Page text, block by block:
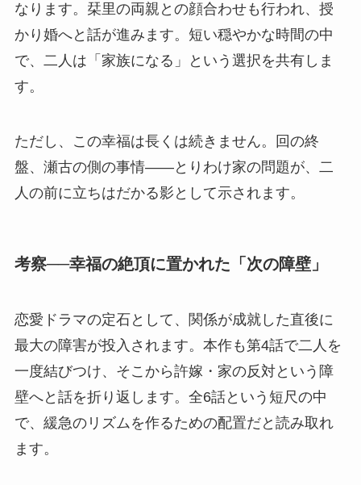
なります。栞里の両親との顔合わせも行われ、授
かり婚へと話が進みます。短い穏やかな時間の中
で、二人は「家族になる」という選択を共有しま
す。
ただし、この幸福は長くは続きません。回の終
盤、瀬古の側の事情——とりわけ家の問題が、二
人の前に立ちはだかる影として示されます。
考察──幸福の絶頂に置かれた「次の障壁」
恋愛ドラマの定石として、関係が成就した直後に
最大の障害が投入されます。本作も第4話で二人を
一度結びつけ、そこから許嫁・家の反対という障
壁へと話を折り返します。全6話という短尺の中
で、緩急のリズムを作るための配置だと読み取れ
ます。